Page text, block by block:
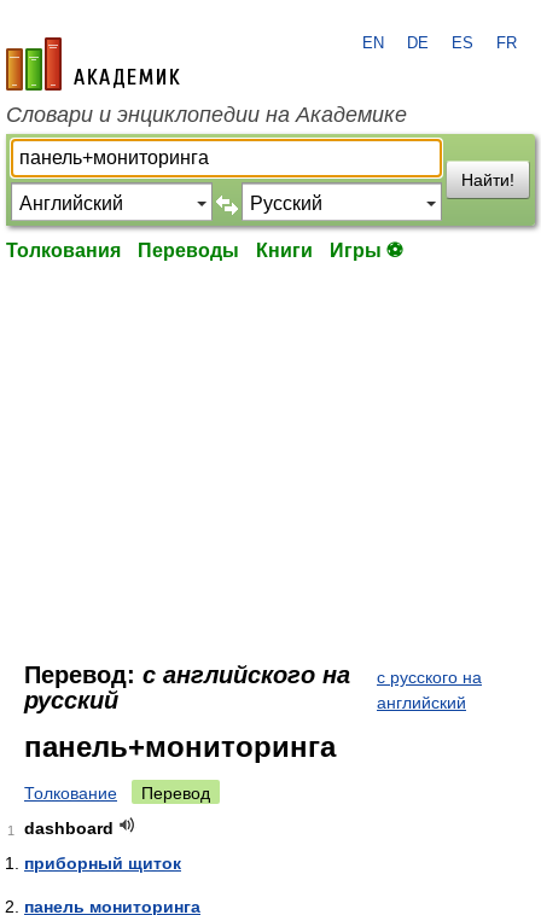
academic.ru
EN DE ES FR
Словари и энциклопедии на Академике
Найти!
Толкования Переводы Книги Игры ⚽
Перевод: с английского на
русский
с русского на
английский
панель+мониторинга
Толкование Перевод
1
dashboard
приборный щиток
панель мониторинга